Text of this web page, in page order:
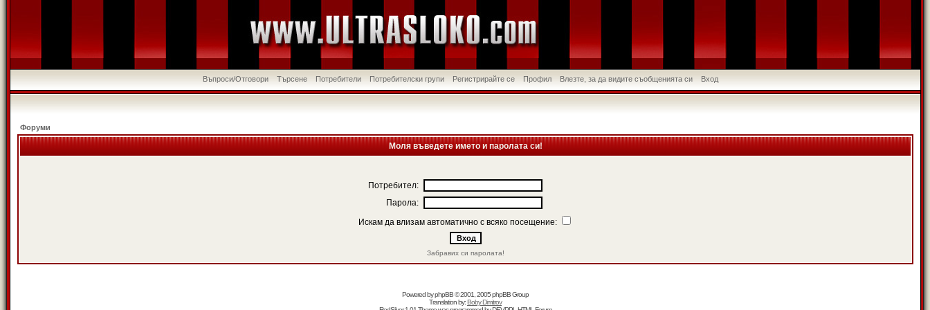
Въпроси/Отговори Търсене Потребители Потребителски групи Регистрирайте се Профил Влезте, за да видите съобщенията си Вход
Форуми
Моля въведете името и паролата си!
Потребител:
Парола:
Искам да влизам автоматично с всяко посещение:
Забравих си паролата!
Powered byphpBB© 2001, 2005 phpBB Group
Translation by:Boby Dimitrov